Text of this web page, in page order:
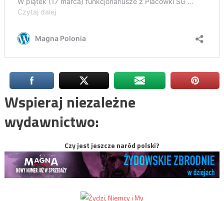
Wspieraj niezależne
wydawnictwo:
Czy jest jeszcze naród polski?